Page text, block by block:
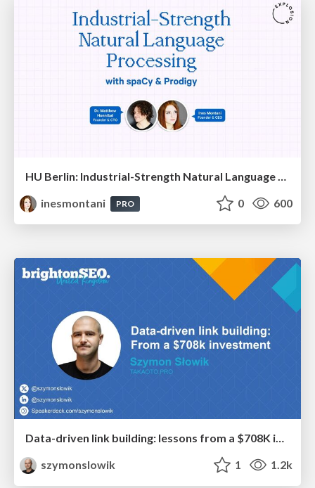
HU Berlin: Industrial-Strength Natural Language Processing with spaCy and Prodigy
inesmontani
PRO 0 600
Data-driven link building: lessons from a $708K investment (BrightonSEO talk)
szymonslowik
1 1.2k